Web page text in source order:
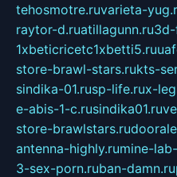
tehosmotre.ruvarieta-
raytor-d.ruatillagunn.ru
1xbeticricetc1xbetti5.ru
store-brawl-stars.rukts-
sindika-01.rusp-life.rux-
e-abis-1-c.rusindika01.ru
store-brawlstars.ru
antenna-highly.rumine-
3-sex-porn.ruban-damn.ru